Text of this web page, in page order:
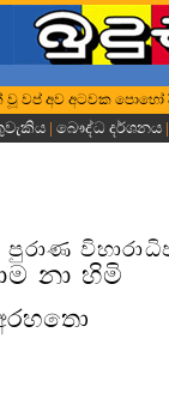
වූ වප් අව අටවක පොහෝ
| බෞද්ධ දර්ශනය
පුරාණ
නා හිමි